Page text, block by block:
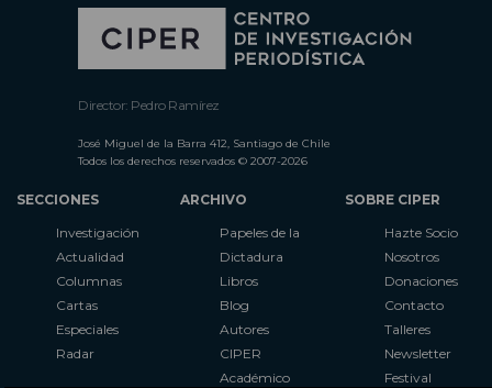
Director: Pedro Ramírez
José Miguel de la Barra 412, Santiago de Chile
Todos los derechos reservados © 2007-2026
SECCIONES
Investigación
Actualidad
Columnas
Cartas
Especiales
Radar
ARCHIVO
Papeles de la
Dictadura
Libros
Blog
Autores
CIPER
Académico
SOBRE CIPER
Hazte Socio
Nosotros
Donaciones
Contacto
Talleres
Newsletter
Festival